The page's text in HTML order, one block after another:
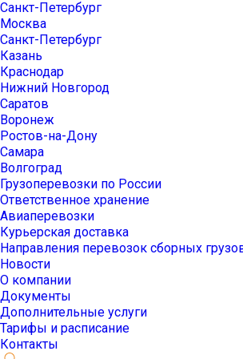
Санкт-Петербург
Москва
Санкт-Петербург
Казань
Краснодар
Нижний Новгород
Саратов
Воронеж
Ростов-на-Дону
Самара
Волгоград
Грузоперевозки по России
Ответственное хранение
Авиаперевозки
Курьерская доставка
Направления перевозок сборных
Новости
О компании
Документы
Дополнительные услуги
Тарифы и расписание
Контакты